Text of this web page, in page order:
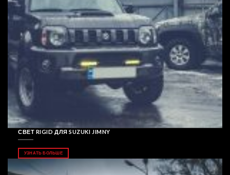
СВЕТ RIGID ДЛЯ SUZUKI JIMNY
УЗНАТЬ БОЛЬШЕ